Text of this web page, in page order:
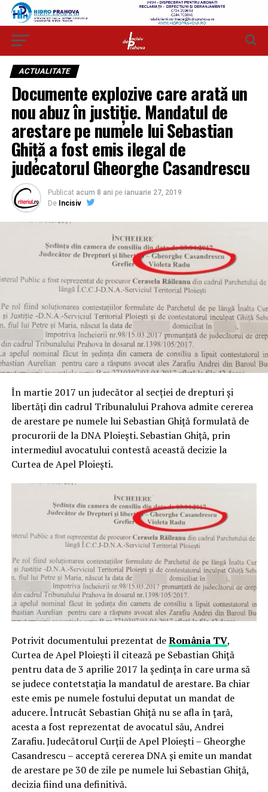
ACTUALITATE
Documente explozive care arată un
nou abuz în justiţie. Mandatul de
arestare pe numele lui Sebastian
Ghiţă a fost emis ilegal de
judecatorul Gheorghe Casandrescu
Publicat acum 8 ani pe ianuarie 27, 2019
De Incisiv
În martie 2017 un judecător al secţiei de drepturi şi
libertăţi din cadrul Tribunalului Prahova admite cererea
de arestare pe numele lui Sebastian Ghiţă formulată de
procurorii de la DNA Ploieşti. Sebastian Ghiţă, prin
intermediul avocatului contestă această decizie la
Curtea de Apel Ploieşti.
Potrivit documentului prezentat deRomânia TV,
Curtea de Apel Ploieşti îl citează pe Sebastian Ghiţă
pentru data de 3 aprilie 2017 la şedinţa în care urma să
se judece contetstaţia la mandatul de arestare. Ba chiar
este emis pe numele fostului deputat un mandat de
aducere. Întrucât Sebastian Ghiţă nu se afla în ţară,
acesta a fost reprezentat de avocatul său, Andrei
Zarafiu. Judecătorul Curţii de Apel Ploieşti – Gheorghe
Casandrescu – acceptă cererea DNA şi emite un mandat
de arestare pe 30 de zile pe numele lui Sebastian Ghiţă,
decizia fiind una definitivă.